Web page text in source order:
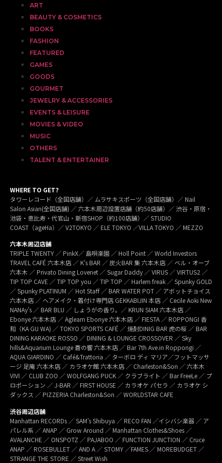
ART
BEAUTY & COSMETICS
BOOKS
FASHION
FEATURED
GAMES
GOODS
GOURMET
JEWELRY & ACCESSORIES
EVENTS & LEISURE
MOVIES & VIDEO
MUSIC
OTHERS
TALENT & ENTERTAINER
WHERE TO GET?
タワーレコード（全国店舗）／ ムラサキスポーツ（全国店舗）／ Nail
Salon Asian(全国店舗) ／ 六本木周辺設置店舗（約50店舗）／ 渋谷・原宿・
池袋・恵比寿・代官山・新宿SHOP（約100店舗）／ STUDIO
COAST（ageHa）／ V2TOKYO ／ ELE TOKYO ／VILLA TOKYO ／ MEZZO
六本木周辺店舗
TRIPLE TWENTY ／ PinkX／ 島唄楽園 ／ Holl Point ／ World Investors
TRAVEL CAFÉ 六本木店 ／ K’s BAR ／ 炭火BAR 集 六本木店 ／ ベル・オーブ
六本木 ／ Privato Dining Lovenet ／ Sugar Daddy ／ VIRUS ／ VIRTUS2 ／
TIP TOP CAVE ／ TIP TOP you ／ TIP TOP ／ Harlem freak ／ Spunky GOLD
／ Spunky PLATINUM ／ Hot Staff ／ BAR WATER POT ／ アボットチョイス
六本木店 ／ ヘアメイク・着付け専門店 GEKKABIJIN 本店 ／ Cecile Aoki New
NANAy’s ／ BAR BLU ／ しょうがの香り。／ KRUN SIAM 六本木店 ／
Ebonye 六本木店 ／ Agleam Ebonye 六本木店 ／ FIESTA ／ ROPPONGI 香
和（KA GU WA) ／ TOKYO SPORTS CAFÉ ／ 焼酎DINIG BAR 虎の桜 ／ BAR
DINING KARAOKE ROSSO ／ DINING & LOUNGE CROSSOVER ／ Sky
hills&Aquarium Lounge 蒼の響 六本木店 ／ Bar 7th Ave.in Roppongi ／
AQUA GIARDINO ／ Café&Trattoria ／ ターボロ ディ マリア／フットマッサ
ージ 足庵 六本木店 ／ カラオケ館 六本木店 ／ Charleston&Son ／ 六本木
VIVI ／ CLUB ZOO ／ WOLFGANG PUCK ／ クラブライト ／ Bar FreeLe ／ プ
ロポーション ／ J-BAR ／ FIRST HOUSE ／ カラオケ パセラ ／ カラオケ シ
ダックス ／ PIZZERIA Charleston&Son ／ WORLDSTAR CAFE
渋谷周辺店舗
Manhattan RECORDs ／ SAM’s Shibuya ／ RECO FAN ／イシバシ楽器 ／ ア
パレル系 ／ ANAP ／ Grow Around ／ Manhattan Clothes&Shoes ／
AVALANCHE ／ ONSPOTZ ／ PAJABOO ／ FUNCTION JUNCTION ／ Cruce
ANAP ／ ROSEBULLET ／ AND A ／ STOMY ／FAMES ／ MOREBUDGET ／
STRANGE THE STORE ／ Street Wish